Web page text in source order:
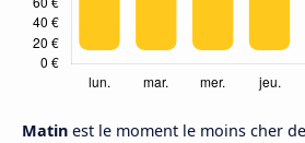
Matin est le moment le moins cher